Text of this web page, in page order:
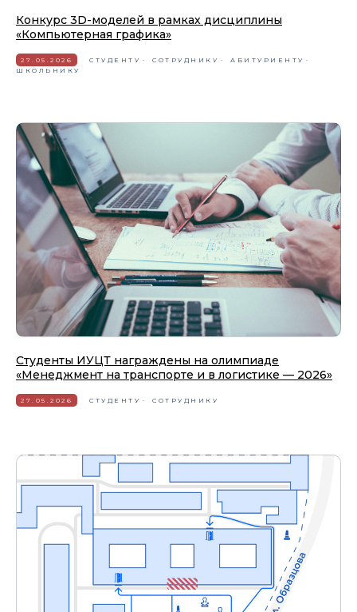
Конкурс 3D-моделей в рамках дисциплины
«Компьютерная графика»
27.05.2026 СТУДЕНТУ СОТРУДНИКУ
АБИТУРИЕНТУ
ШКОЛЬНИКУ
Студенты ИУЦТ награждены на олимпиаде
«Менеджмент на транспорте и в логистике — 2026»
27.05.2026 СТУДЕНТУ СОТРУДНИКУ